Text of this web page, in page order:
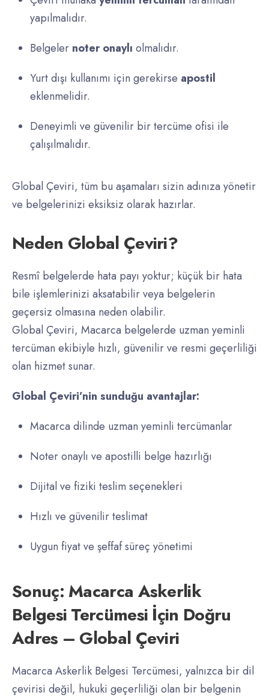
yapılmalıdır.
Belgeler noter onaylı olmalıdır.
Yurt dışı kullanımı için gerekirse apostil
eklenmelidir.
Deneyimli ve güvenilir bir tercüme ofisi ile
çalışılmalıdır.
Global Çeviri, tüm bu aşamaları sizin adınıza yönetir
ve belgelerinizi eksiksiz olarak hazırlar.
Neden Global Çeviri?
Resmî belgelerde hata payı yoktur; küçük bir hata
bile işlemlerinizi aksatabilir veya belgelerin
geçersiz olmasına neden olabilir.
Global Çeviri, Macarca belgelerde uzman yeminli
tercüman ekibiyle hızlı, güvenilir ve resmi geçerliliği
olan hizmet sunar.
Global Çeviri’nin sunduğu avantajlar:
Macarca dilinde uzman yeminli tercümanlar
Noter onaylı ve apostilli belge hazırlığı
Dijital ve fiziki teslim seçenekleri
Hızlı ve güvenilir teslimat
Uygun fiyat ve şeffaf süreç yönetimi
Sonuç: Macarca Askerlik
Belgesi Tercümesi İçin Doğru
Adres – Global Çeviri
Macarca Askerlik Belgesi Tercümesi, yalnızca bir dil
çevirisi değil, hukuki geçerliliği olan bir belgenin